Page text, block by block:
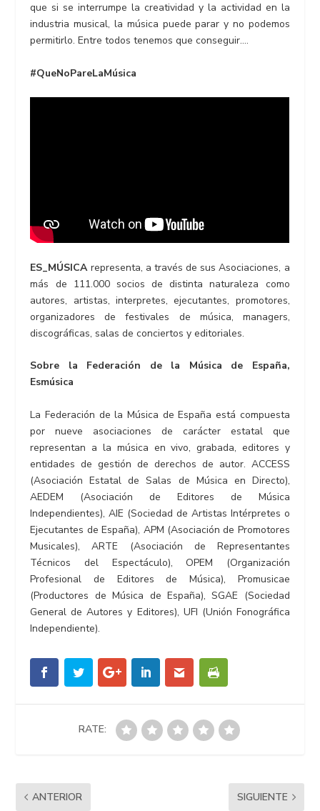
que si se interrumpe la creatividad y la actividad en la
industria musical, la música puede parar y no podemos
permitirlo. Entre todos tenemos que conseguir….
#QueNoPareLaMúsica
ES_MÚSICArepresenta, a través de sus Asociaciones, a
más de 111.000 socios de distinta naturaleza como
autores, artistas, interpretes, ejecutantes, promotores,
organizadores de festivales de música, managers,
discográficas, salas de conciertos y editoriales.
Sobre la Federación de la Música de España,
Esmúsica
La Federación de la Música de España está compuesta
por nueve asociaciones de carácter estatal que
representan a la música en vivo, grabada, editores y
entidades de gestión de derechos de autor. ACCESS
(Asociación Estatal de Salas de Música en Directo),
AEDEM (Asociación de Editores de Música
Independientes), AIE (Sociedad de Artistas Intérpretes o
Ejecutantes de España), APM (Asociación de Promotores
Musicales), ARTE (Asociación de Representantes
Técnicos del Espectáculo), OPEM (Organización
Profesional de Editores de Música), Promusicae
(Productores de Música de España), SGAE (Sociedad
General de Autores y Editores), UFI (Unión Fonográfica
Independiente).
RATE:
ANTERIOR SIGUIENTE